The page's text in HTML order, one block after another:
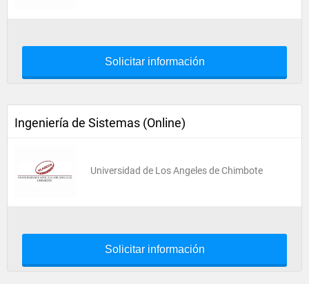
Solicitar información
Ingeniería de Sistemas (Online)
Universidad de Los Angeles de Chimbote
Solicitar información